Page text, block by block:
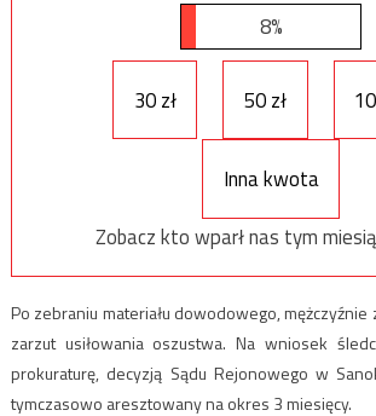
8%
30 zł 50 zł
Inna kwota
Zobacz kto wparł nas tym
Po zebraniu materiału dowodowego,
zarzut usiłowania oszustwa. Na wniosek
prokuraturę, decyzją Sądu Rejonowego w
tymczasowo aresztowany na okres 3 miesięcy.